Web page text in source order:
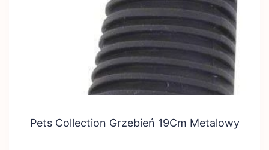
Pets Collection Grzebień 19Cm Metalowy